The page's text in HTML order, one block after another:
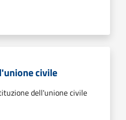
civile
dell'unione civile